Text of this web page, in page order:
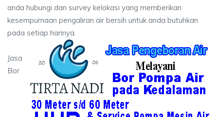
anda hubungi dan survey kelokasi yang memberikan
kesempurnaan pengaliran air bersih untuk anda butuhkan
pada setiap harinya.
Jasa
Bor